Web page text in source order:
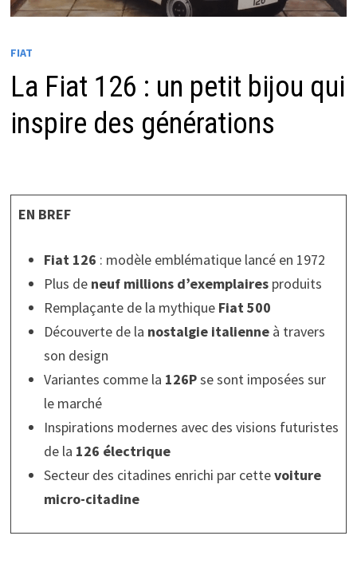
FIAT
La Fiat 126 : un petit bijou qui
inspire des générations
EN BREF
Fiat 126 : modèle emblématique lancé en 1972
Plus de neuf millions d’exemplairesproduits
Remplaçante de la mythique Fiat 500
Découverte de la nostalgie italienneà travers
son design
Variantes comme la 126Pse sont imposées sur
le marché
Inspirations modernes avec des visions futuristes
de la 126 électrique
Secteur des citadines enrichi par cettevoiture
micro-citadine